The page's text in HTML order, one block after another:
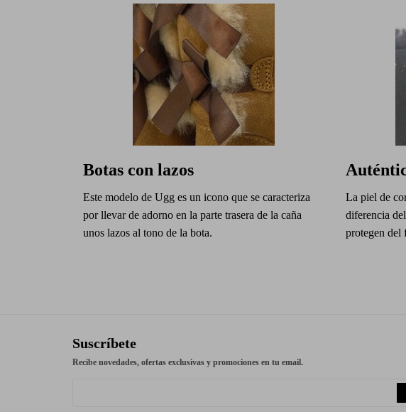
Botas con lazos
Este modelo de Ugg es un icono que se caracteriza
por llevar de adorno en la parte trasera de la caña
unos lazos al tono de la bota.
La piel de
diferencia
protegen del
Suscríbete
Recibe novedades, ofertas exclusivas y promociones en tu email.